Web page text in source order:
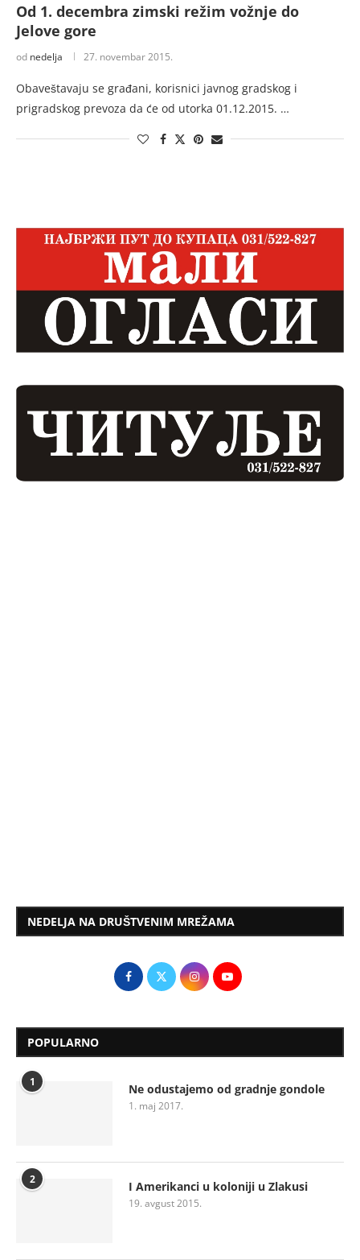
Od 1. decembra zimski režim vožnje do
Jelove gore
od nedelja 27. novembar 2015.
Obaveštavaju se građani, korisnici javnog gradskog i
prigradskog prevoza da će od utorka 01.12.2015. …
NEDELJA NA DRUŠTVENIM MREŽAMA
POPULARNO
1 Ne odustajemo od gradnje gondole
1. maj 2017.
2 I Amerikanci u koloniji u Zlakusi
19. avgust 2015.